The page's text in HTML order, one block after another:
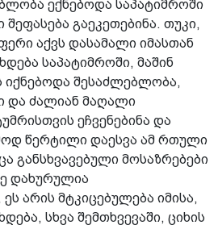
ექნებოდა საპატიმროში
გაეკეთებინა. თუკი,
აქვს დასამალი იმასთან
საპატიმროში, მაშინ
იქნებოდა შესაძლებლობა,
და ძალიან მაღალი
ეჩვენებინა და
წერტილი დაესვა ამ რთული
განსხვავებული მოსაზრებები
დახურულია
არის მტკიცებულება იმისა,
სხვა შემთხვევაში, ციხის